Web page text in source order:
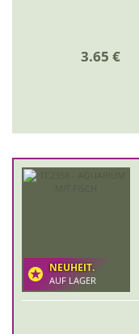
3.65 €
NEUHEIT.
AUF LAGER